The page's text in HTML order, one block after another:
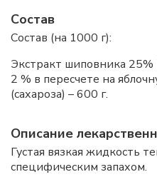
Состав
Состав (на 1000 г):
Экстракт шиповника
2 % в пересчете на
(сахароза) – 600 г.
Описание
Густая вязкая жидкость
специфическим запахом.